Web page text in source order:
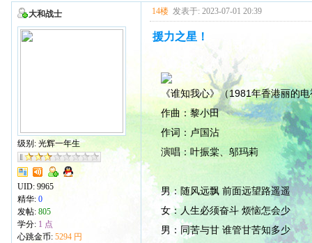
大和战士
级别: 光辉一年生
UID: 9965
精华: 0
发帖: 805
学分: 1 点
心跳金币: 5294 円
14楼 发表于: 2023-07-01 20:39
援力之星！
《谁知我心》（1981年香港丽的
作曲：黎小田
作词：卢国沾
演唱：叶振棠、邬玛莉
男：随风远飘 前面远望路遥遥
女：人生必须奋斗 烦恼怎会少
男：同苦与甘 谁管甘苦知多少